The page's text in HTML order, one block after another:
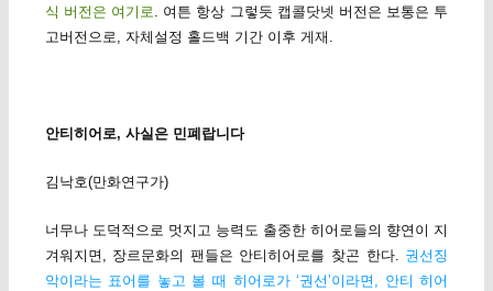
식 버전은 여기로
. 여튼 항상 그렇듯 캡콜닷넷 버전은 보통은 투
고버전으로, 자체설정 홀드백 기간 이후 게재.
안티히어로, 사실은 민폐랍니다
김낙호(만화연구가)
너무나 도덕적으로 멋지고 능력도 출중한 히어로들의 향연이 지
겨워지면, 장르문화의 팬들은 안티히어로를 찾곤 한다. 권선징
악이라는 표어를 놓고 볼 때 히어로가 ‘권선’이라면, 안티 히어